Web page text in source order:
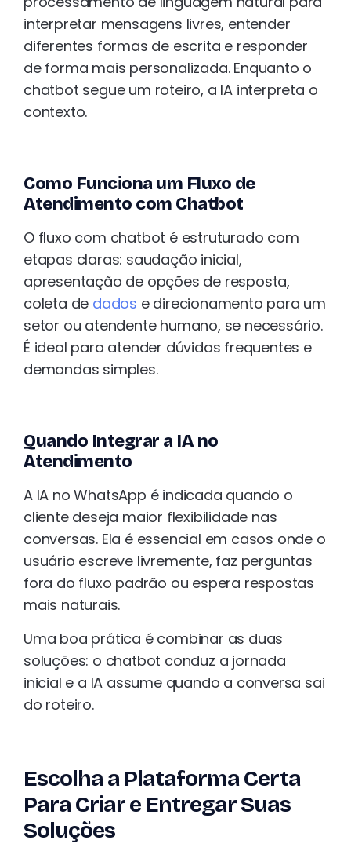
interpretar mensagens livres, entender
diferentes formas de escrita e responder
de forma mais personalizada. Enquanto o
chatbot segue um roteiro, a IA interpreta o
contexto.
Como Funciona um Fluxo de
Atendimento com Chatbot
O fluxo com chatbot é estruturado com
etapas claras: saudação inicial,
apresentação de opções de resposta,
coleta de dados e direcionamento para um
setor ou atendente humano, se necessário.
É ideal para atender dúvidas frequentes e
demandas simples.
Quando Integrar a IA no
Atendimento
A IA no WhatsApp é indicada quando o
cliente deseja maior flexibilidade nas
conversas. Ela é essencial em casos onde o
usuário escreve livremente, faz perguntas
fora do fluxo padrão ou espera respostas
mais naturais.
Uma boa prática é combinar as duas
soluções: o chatbot conduz a jornada
inicial e a IA assume quando a conversa sai
do roteiro.
Escolha a Plataforma Certa
Para Criar e Entregar Suas
Soluções